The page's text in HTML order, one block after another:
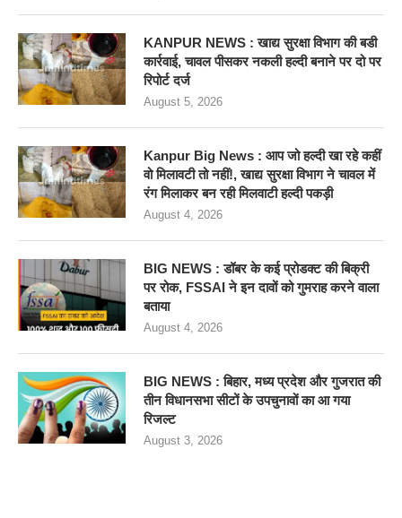
KANPUR NEWS : खाद्य सुरक्षा विभाग की बडी
कार्रवाई, चावल पीसकर नकली हल्दी बनाने पर दो पर
रिपोर्ट दर्ज
August 5, 2026
Kanpur Big News : आप जो हल्दी खा रहे कहीं
वो मिलावटी तो नहीं!, खाद्य सुरक्षा विभाग ने चावल में
रंग मिलाकर बन रही मिलवाटी हल्दी पकड़ी
August 4, 2026
BIG NEWS : डॉबर के कई प्रोडक्ट की बिक्री
पर रोक, FSSAI ने इन दावों को गुमराह करने वाला
बताया
August 4, 2026
BIG NEWS : बिहार, मध्य प्रदेश और गुजरात की
तीन विधानसभा सीटों के उपचुनावों का आ गया
रिजल्ट
August 3, 2026